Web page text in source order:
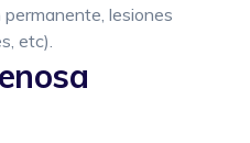
lesiones
etc).